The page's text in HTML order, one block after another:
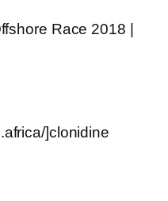
Race 2018 |
]clonidine